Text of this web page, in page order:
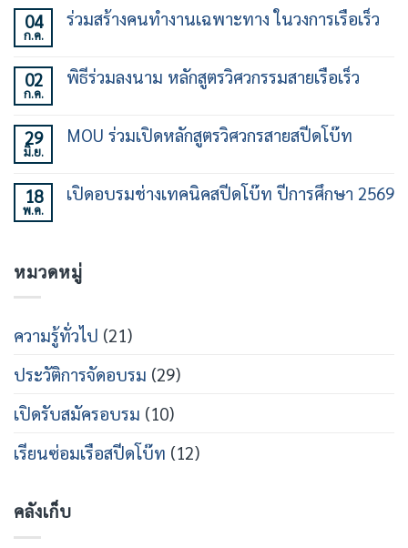
ความ
เห็น
อบรม
ทักษะ
เร็ว
30
ที่
21
04
ก.ค.
ร่วมสร้างคนทำงานเฉพาะทาง ในวงการเรือเร็ว
เห็น
บน
ทำงาน
วงการ
เรือ
02
ก.ค.
พิธีร่วมลงนาม หลักสูตรวิศวกรรมสายเรือเร็ว
เห็น
บน
นาม
เร็ว
29
มิ.ย.
MOU ร่วมเปิดหลักสูตรวิศวกรสายสปีดโบ๊ท
เห็น
บน
วิศว
กร
ปีด
โบ๊ท
18
พ.ค.
เปิดอบรมช่างเทคนิคสปีดโบ๊ท ปีการศึกษา 2569
เปิด
อบรม
คนิคส
ปีด
การ
2569
หมวดหมู่
ความรู้ทั่วไป (21)
ประวัติการจัดอบรม (29)
เปิดรับสมัครอบรม (10)
เรียนซ่อมเรือสปีดโบ๊ท (12)
คลังเก็บ